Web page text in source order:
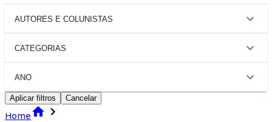
AUTORES E COLUNISTAS
CATEGORIAS
ANO
Aplicar filtros Cancelar
Home